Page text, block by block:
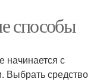
способы
с
Выбрать средство